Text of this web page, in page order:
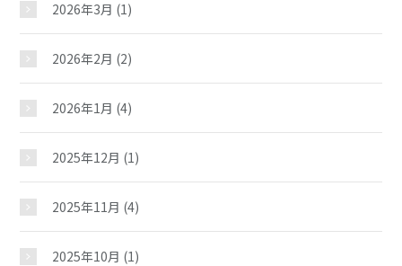
2026年3月 (1)
2026年2月 (2)
2026年1月 (4)
2025年12月 (1)
2025年11月 (4)
2025年10月 (1)